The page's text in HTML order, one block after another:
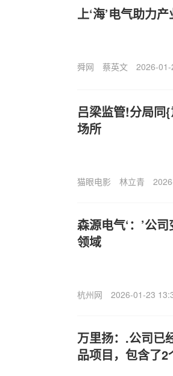
上‘海’电气助力
舜网 蔡英文 2026-
吕梁监管!分局同
场所
猫眼电影 林立青
森源电气‘：’公
领域
杭州网 2026-01-23
万里扬：.公司已
品项目，包含了